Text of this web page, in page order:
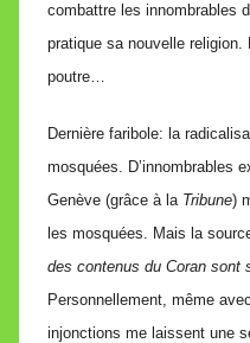
combattre les innombrables
pratique sa nouvelle
poutre…
Dernière faribole: la
mosquées. D’innombrables
Genève (grâce à la Tribune)
les mosquées. Mais la
des contenus du Coran sont
Personnellement, même
injonctions me laissent une